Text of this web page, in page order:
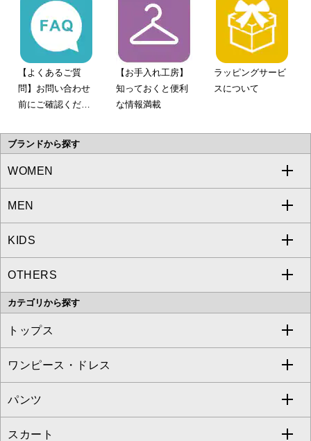
【よくあるご質
問】お問い合わせ
前にご確認くださ
【お手入れ工房】
知っておくと便利
な情報満載
ラッピングサービ
スについて
ブランドから探す
WOMEN
a.v.v
MICHEL KLEIN
MK MICHEL KLEIN
OFUON le MK
MEN
a.v.v
MICHEL KLEIN HOMME
MK MICHEL KLEIN HOMME
KIDS
a.v.v
OTHERS
MK MICHEL KLEIN BAG
カテゴリから探す
トップス
すべてのトップス
カットソー・Tシャツ
ブラウス・シャツ
ワンピース・ドレス
すべてのワンピース・ドレス
ワンピース
パンツ
すべてのパンツ
スカート